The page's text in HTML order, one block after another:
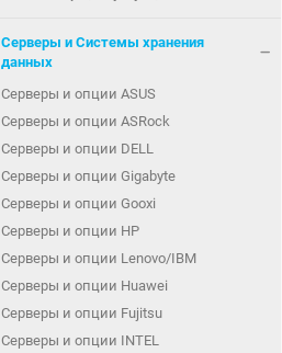
Серверы и Системы хранения
данных
Серверы и опции ASUS
Серверы и опции ASRock
Серверы и опции DELL
Серверы и опции Gigabyte
Серверы и опции Gooxi
Серверы и опции HP
Серверы и опции Lenovo/IBM
Серверы и опции Huawei
Серверы и опции Fujitsu
Серверы и опции INTEL